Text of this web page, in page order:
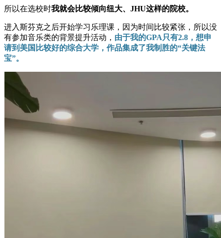
所以在选校时我就会比较倾向纽大、JHU这样的院校。
进入斯芬克之后开始学习乐理课，因为时间比较紧张，所以没
有参加音乐类的背景提升活动， 由于我的GPA只有2.8，想申
请到美国比较好的综合大学，作品集成了我制胜的“关键法
宝”。